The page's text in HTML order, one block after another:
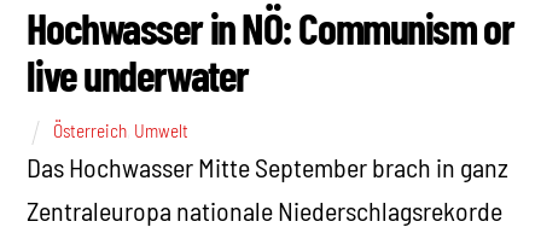
Hochwasser in NÖ: Communism or
live underwater
Österreich Umwelt
Das Hochwasser Mitte September brach in ganz
Zentraleuropa nationale Niederschlagsrekorde